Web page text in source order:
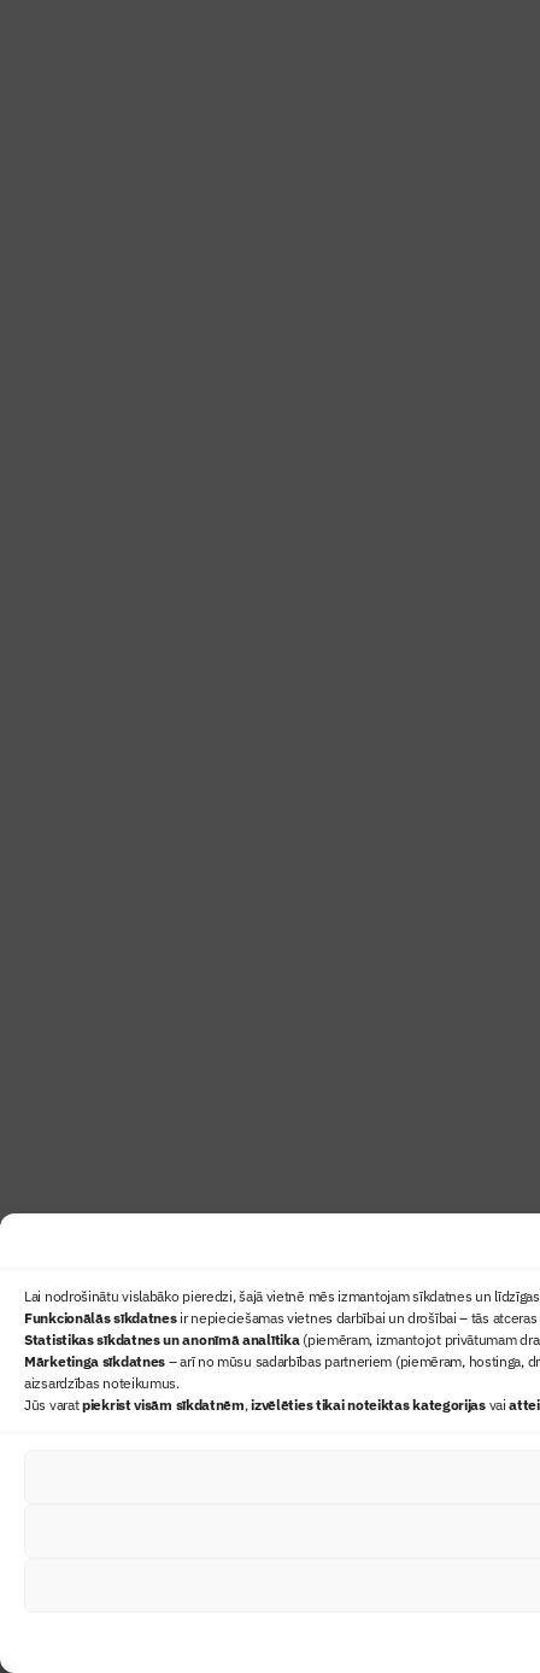
Lai nodrošinātu vislabāko pieredzi, šajā vietnē mēs izmantojam sīkdatnes un
Funkcionālās sīkdatnesir nepieciešamas vietnes darbībai un drošībai – tās
Statistikas sīkdatnes un anonīmā analītika(piemēram, izmantojot privātumam
Mārketinga sīkdatnes – arī no mūsu sadarbības partneriem (piemēram, hostinga,
aizsardzības noteikumus.
Jūs varatpiekrist visām sīkdatnēm,izvēlēties tikai noteiktas kategorijasvai